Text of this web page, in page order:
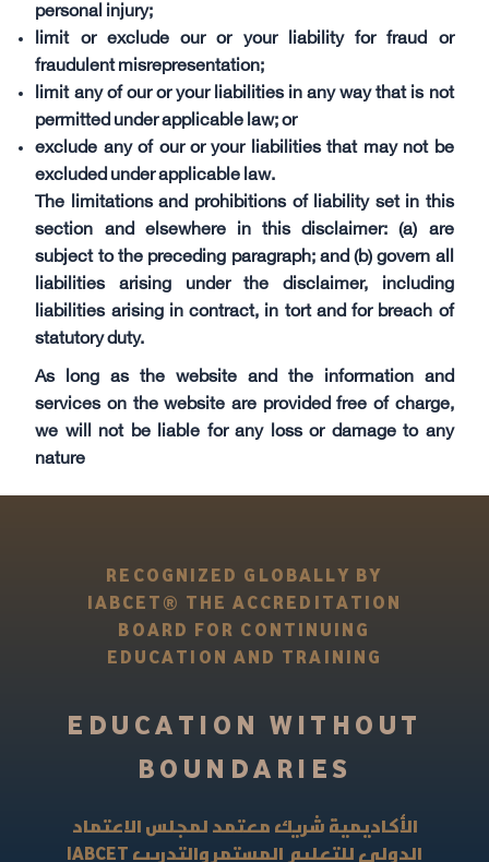
personal injury;
limit or exclude our or your liability for fraud or
fraudulent misrepresentation;
limit any of our or your liabilities in any way that is not
permitted under applicable law; or
exclude any of our or your liabilities that may not be
excluded under applicable law.
The limitations and prohibitions of liability set in this
section and elsewhere in this disclaimer: (a) are
subject to the preceding paragraph; and (b) govern all
liabilities arising under the disclaimer, including
liabilities arising in contract, in tort and for breach of
statutory duty.
As long as the website and the information and
services on the website are provided free of charge,
we will not be liable for any loss or damage to any
nature
RECOGNIZED GLOBALLY BY
IABCET® THE ACCREDITATION
BOARD FOR CONTINUING
EDUCATION AND TRAINING
EDUCATION WITHOUT
BOUNDARIES
الأكاديمية شريك معتمد لمجلس الاعتماد
الدولي للتعليم المستمر والتدريب